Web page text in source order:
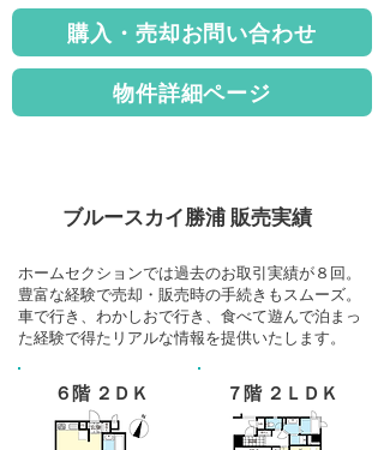
購入・売却お問い合わせ
物件詳細ページ
ブルースカイ勝浦 販売実績
ホームセクションでは過去のお取引実績が８回。
​豊富な経験で売却・販売時の手続きもスムーズ。
​車で行き、わかしおで行き、食べて遊んで泊まっ
た経験で得たリアルな情報を提供いたします。
６階 ２ ＤＫ ７階 ２ ＬＤＫ